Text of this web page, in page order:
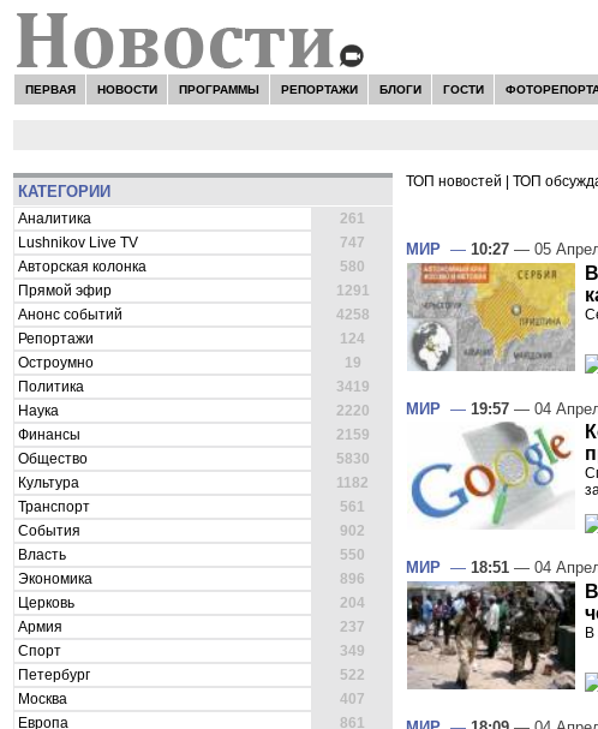
ПЕРВАЯ НОВОСТИ ПРОГРАММЫ РЕПОРТАЖИ БЛОГИ ГОСТИ
КАТЕГОРИИ
Аналитика
261
Lushnikov Live TV
747
Авторская колонка
580
Прямой эфир
1291
Анонс событий
4258
Репортажи
124
Остроумно
19
Политика
3419
Наука
2220
Финансы
2159
Общество
5830
Культура
1182
Транспорт
561
События
902
Власть
550
Экономика
896
Церковь
204
Армия
237
Спорт
349
Петербург
522
Москва
407
Европа
861
ТОП новостей ТОП
МИР — 10:27 — 05
МИР — 19:57 — 04
МИР — 18:51 — 04
В